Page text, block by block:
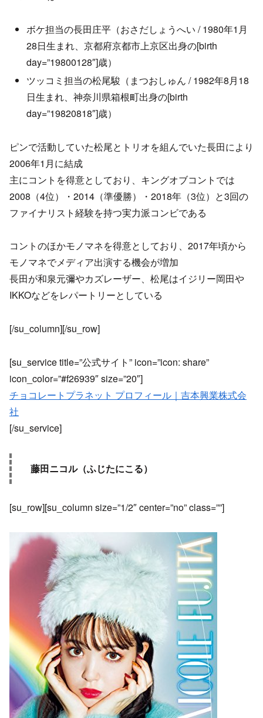
ボケ担当の長田庄平（おさだしょうへい / 1980年1月
28日生まれ、京都府京都市上京区出身の[birth
day=”19800128″]歳）
ツッコミ担当の松尾駿（まつおしゅん / 1982年8月18
日生まれ、神奈川県箱根町出身の[birth
day=”19820818″]歳）
ピンで活動していた松尾とトリオを組んでいた長田により
2006年1月に結成
主にコントを得意としており、キングオブコントでは
2008（4位）・2014（準優勝）・2018年（3位）と3回の
ファイナリスト経験を持つ実力派コンビである
コントのほかモノマネを得意としており、2017年頃から
モノマネでメディア出演する機会が増加
長田が和泉元彌やカズレーザー、松尾はイジリー岡田や
IKKOなどをレパートリーとしている
[/su_column][/su_row]
[su_service title=”公式サイト” icon=”icon: share”
icon_color=”#f26939″ size=”20″]
チョコレートプラネット プロフィール｜吉本興業株式会
社
[/su_service]
藤田ニコル（ふじたにこる）
[su_row][su_column size=”1/2″ center=”no” class=””]